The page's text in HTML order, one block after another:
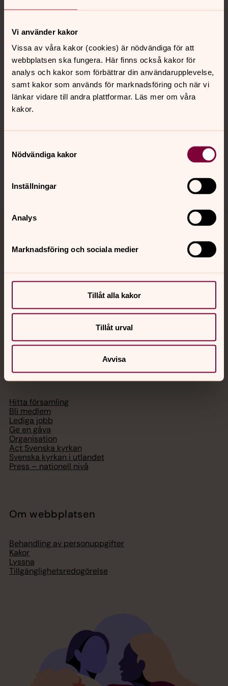
Vi använder kakor
Vissa av våra kakor (cookies) är nödvändiga för att
webbplatsen ska fungera. Här finns också kakor för
analys och kakor som förbättrar din användarupplevelse,
samt kakor som används för marknadsföring och när vi
länkar vidare till andra plattformar. Läs mer om våra
kakor.
Nödvändiga kakor
Inställningar
Analys
Marknadsföring och sociala medier
Tillåt alla kakor
Tillåt urval
Avvisa
Kontakt
Kalender
Hitta snabbt
Sociala kanaler
Akut samtals- och krisstöd. Prata eller chatta anonymt
Digitalt brev
Svenska kyrkan
Hitta församling
Bli medlem
Lediga jobb
Ge en gåva
Organisation
Act Svenska kyrkan
Svenska kyrkan i utlandet
Press – nationell nivå
Om webbplatsen
Behandling av personuppgifter
Kakor
Lyssna
Tillgänglighetsredogörelse